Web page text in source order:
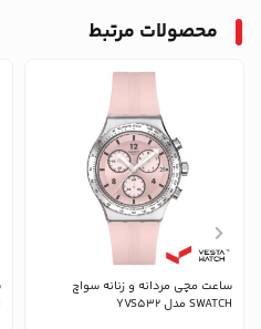
محصولات مرتبط
ساعت مچی مردانه و زنانه سواچ
SWATCH مدل YVS532